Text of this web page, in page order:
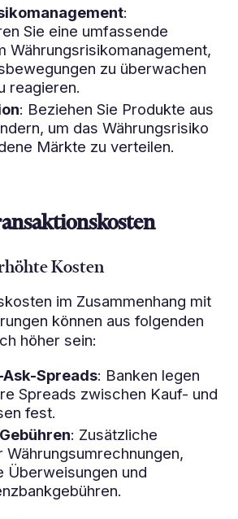
:
Sie eine umfassende
Währungsrisikomanagement,
zu überwachen
reagieren.
: Beziehen Sie Produkte aus
um das Währungsrisiko
Märkte zu verteilen.
Kosten
im Zusammenhang mit
können aus folgenden
höher sein:
Spreads: Banken legen
Spreads zwischen Kauf- und
fest.
: Zusätzliche
Währungsumrechnungen,
Überweisungen und